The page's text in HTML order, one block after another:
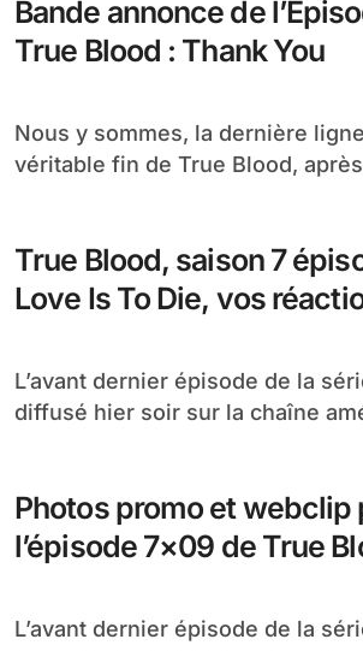
Bande annonce de
True Blood : Thank You
Nous y sommes, la dernière ligne droite avant la
véritable fin de True Blood,
True Blood, saison 7
Love Is To Die, vos
L’avant dernier épisode de la série vient d’être
diffusé hier soir sur la chaîne
Photos promo et webclip
l’épisode 7×09 de True
L’avant dernier épisode de la série se profile